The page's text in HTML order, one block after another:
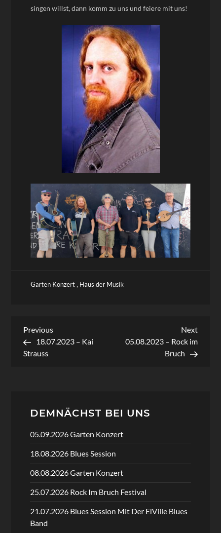
singen willst, dann komm zu uns und feiere mit uns!
Garten Konzert , Haus der Musik
Beitragsnavigation
Previous
Post
Previous
18.07.2023 – Kai
Strauss
Next
Post
Next
05.08.2023 – Rock im
Bruch
DEMNÄCHST BEI UNS
05.09.2026 Garten Konzert
18.08.2026 Blues Session
08.08.2026 Garten Konzert
25.07.2026 Rock Im Bruch Festival
21.07.2026 Blues Session Mit Der ElVille Blues
Band